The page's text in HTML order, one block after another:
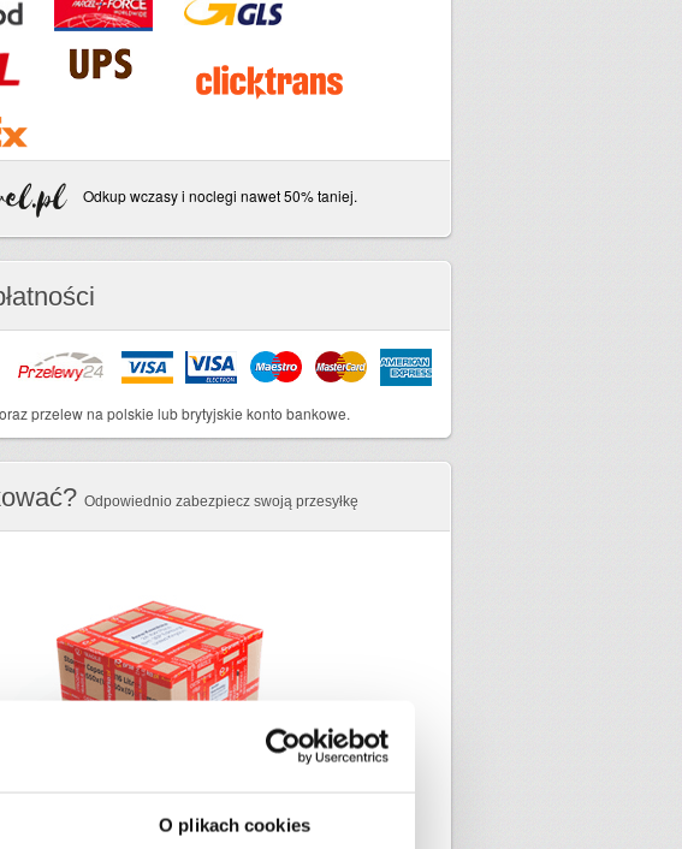
O plikach cookies
Odkup wczasy i noclegi nawet 50% taniej.
przelew na polskie lub brytyjskie konto bankowe.
Odpowiednio zabezpiecz swoją przesyłkę